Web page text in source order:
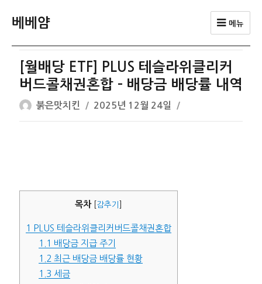
베베얌 메뉴
[월배당 ETF] PLUS 테슬라위클리커
버드콜채권혼합 – 배당금 배당률 내역
글
쓴
붉은맛치킨
작
성
2025년 12월 24일
목차 감추기
1
PLUS 테슬라위클리커버드콜채권혼합
1.1 배당금 지급 주기
1.2 최근 배당금 배당률 현황
1.3 세금